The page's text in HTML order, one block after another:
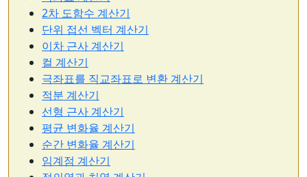
2차 도함수 계산기
단위 접선 벡터 계산기
이차 근사 계산기
컬 계산기
극좌표를 직교좌표로 변환 계산기
적분 계산기
선형 근사 계산기
평균 변화율 계산기
순간 변화율 계산기
임계점 계산기